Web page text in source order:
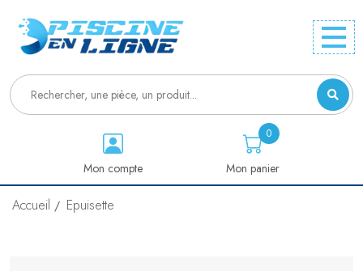
Mon compte Mon panier
0
Accueil Epuisette